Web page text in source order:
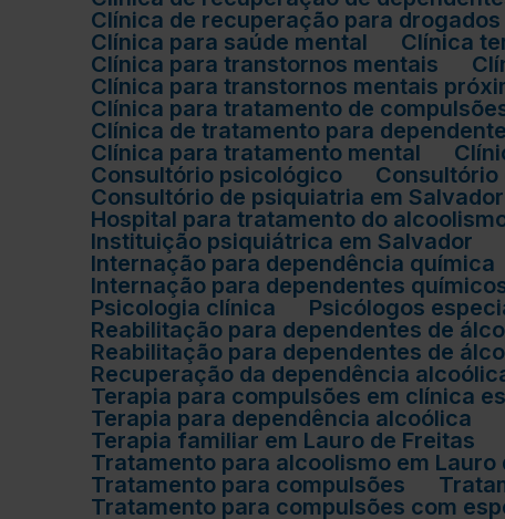
Clínica de recuperação para
Clínica para saúde mental
Clínica
Clínica para transtornos mentais
Clínica para transtornos mentais
Clínica para tratamento de
Clínica de tratamento para
Clínica para tratamento mental
Consultório psicológico
Consultório de psiquiatria em Salvador
Hospital para tratamento do
Instituição psiquiátrica em Salvador
Internação para dependência química
Internação para dependentes
Psicologia clínica
Psicólogos
Reabilitação para dependentes de
Reabilitação para dependentes de
Recuperação da dependência
Terapia para compulsões em clínica
Terapia para dependência alcoólica
Terapia familiar em Lauro de Freitas
Tratamento para alcoolismo em Lauro
Tratamento para compulsões
Tratamento para compulsões com